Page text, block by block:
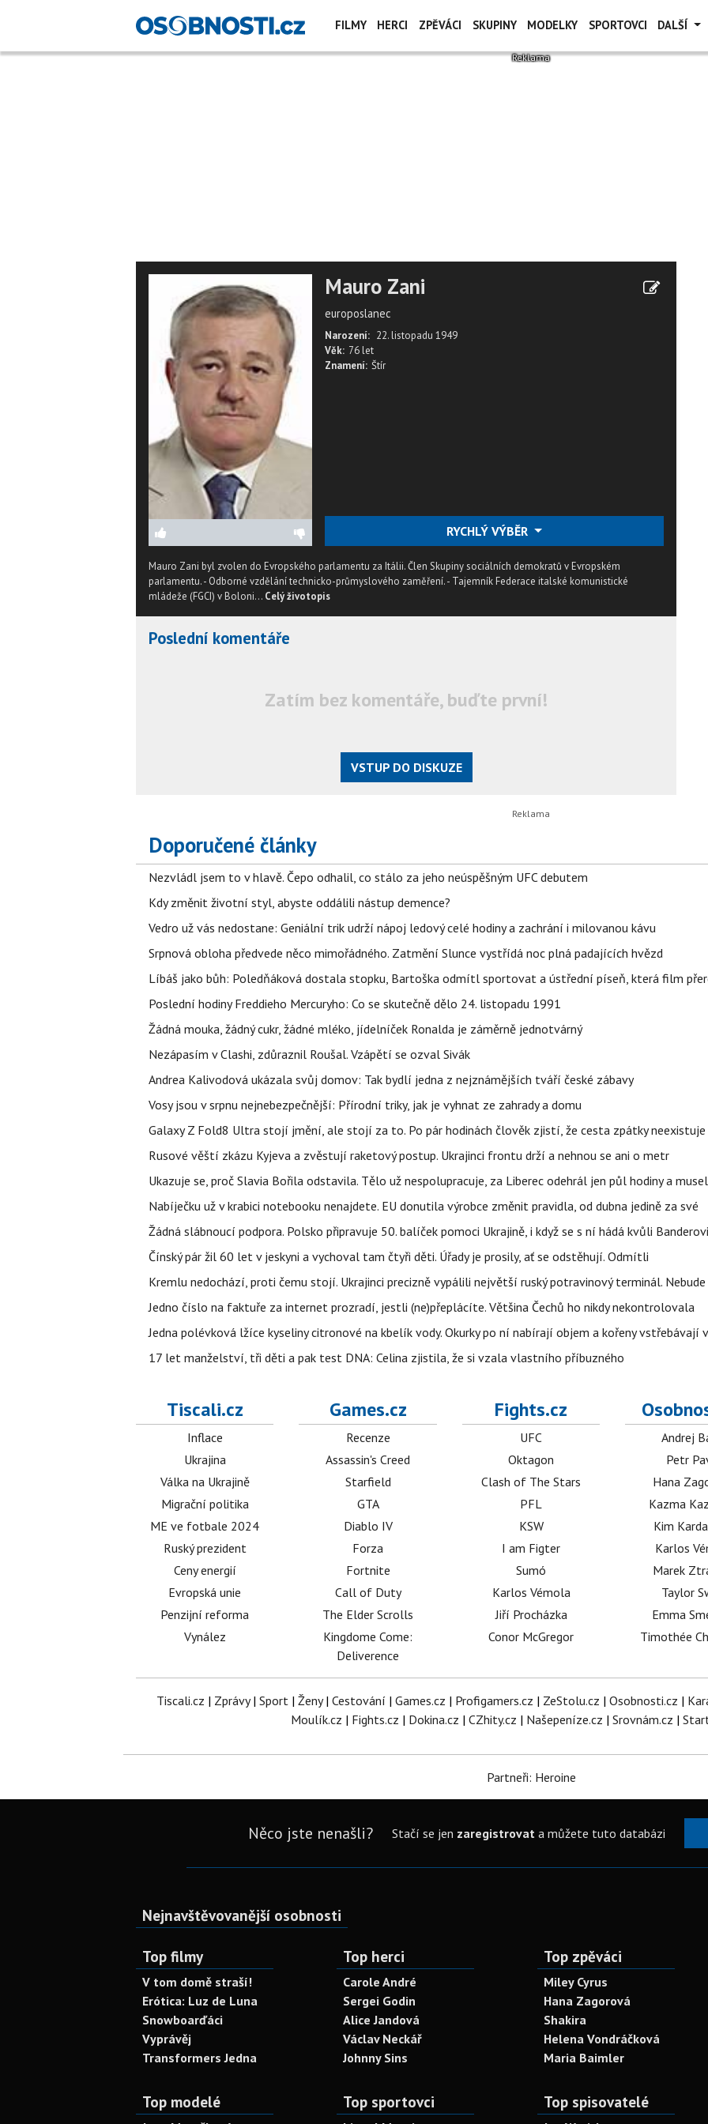
FILMY HERCI ZPĚVÁCI SKUPINY MODELKY SPORTOVCI DALŠÍ
Mauro Zani
europoslanec
Narození: 22. listopadu 1949
Věk: 76 let
Znamení: Štír
RYCHLÝ VÝBĚR
Mauro Zani byl zvolen do Evropského parlamentu za Itálii. Člen Skupiny sociálních demokratů v Evropském
parlamentu. - Odborné vzdělání technicko-průmyslového zaměření. - Tajemník Federace italské komunistické
mládeže (FGCI) v Boloni... Celý životopis
Poslední komentáře
Zatím bez komentáře, buďte první!
VSTUP DO DISKUZE
Doporučené články
Nezvládl jsem to v hlavě. Čepo odhalil, co stálo za jeho neúspěšným UFC debutem
Kdy změnit životní styl, abyste oddálili nástup demence?
Vedro už vás nedostane: Geniální trik udrží nápoj ledový celé hodiny a zachrání i milovanou kávu
Srpnová obloha předvede něco mimořádného. Zatmění Slunce vystřídá noc plná padajících hvězd
Líbáš jako bůh: Poledňáková dostala stopku, Bartoška odmítl sportovat a ústřední píseň, která film
Poslední hodiny Freddieho Mercuryho: Co se skutečně dělo 24. listopadu 1991
Žádná mouka, žádný cukr, žádné mléko, jídelníček Ronalda je záměrně jednotvárný
Nezápasím v Clashi, zdůraznil Roušal. Vzápětí se ozval Sivák
Andrea Kalivodová ukázala svůj domov: Tak bydlí jedna z nejznámějších tváří české zábavy
Vosy jsou v srpnu nejnebezpečnější: Přírodní triky, jak je vyhnat ze zahrady a domu
Galaxy Z Fold8 Ultra stojí jmění, ale stojí za to. Po pár hodinách člověk zjistí, že cesta zpátky neexistuje
Rusové věští zkázu Kyjeva a zvěstují raketový postup. Ukrajinci frontu drží a nehnou se ani o metr
Ukazuje se, proč Slavia Bořila odstavila. Tělo už nespolupracuje, za Liberec odehrál jen půl hodiny a
Nabíječku už v krabici notebooku nenajdete. EU donutila výrobce změnit pravidla, od dubna jedině za své
Žádná slábnoucí podpora. Polsko připravuje 50. balíček pomoci Ukrajině, i když se s ní hádá kvůli Banderovi
Čínský pár žil 60 let v jeskyni a vychoval tam čtyři děti. Úřady je prosily, ať se odstěhují. Odmítli
Kremlu nedochází, proti čemu stojí. Ukrajinci precizně vypálili největší ruský potravinový terminál.
Jedno číslo na faktuře za internet prozradí, jestli (ne)přeplácíte. Většina Čechů ho nikdy nekontrolovala
Jedna polévková lžíce kyseliny citronové na kbelík vody. Okurky po ní nabírají objem a kořeny vstřebávají
17 let manželství, tři děti a pak test DNA: Celina zjistila, že si vzala vlastního příbuzného
Tiscali.cz
Inflace
Ukrajina
Válka na Ukrajině
Migrační politika
ME ve fotbale 2024
Ruský prezident
Ceny energií
Evropská unie
Penzijní reforma
Vynález
Games.cz
Recenze
Assassin's Creed
Starfield
GTA
Diablo IV
Forza
Fortnite
Call of Duty
The Elder Scrolls
Kingdome Come:
Deliverence
Fights.cz
UFC
Oktagon
Clash of The Stars
PFL
KSW
I am Figter
Sumó
Karlos Vémola
Jiří Procházka
Conor McGregor
Andrej
Petr
Hana
Kazma
Kim
Karlos
Marek
Taylor
Emma
Timothée
Tiscali.cz | Zprávy| Sport| Ženy| Cestování | Games.cz | Profigamers.cz | ZeStolu.cz | Osobnosti.cz |
Moulík.cz | Fights.cz | Dokina.cz | CZhity.cz | Našepeníze.cz | Srovnám.cz |
Partneři: Heroine
Něco jste nenašli? Stačí se jen zaregistrovata můžete tuto databázi
Nejnavštěvovanější osobnosti
Top filmy
V tom domě straší!
Erótica: Luz de Luna
Snowboarďáci
Vyprávěj
Transformers Jedna
Top herci
Carole André
Sergei Godin
Alice Jandová
Václav Neckář
Johnny Sins
Top zpěváci
Miley Cyrus
Hana Zagorová
Shakira
Helena Vondráčková
Maria Baimler
Top modelé Top sportovci Top spisovatelé